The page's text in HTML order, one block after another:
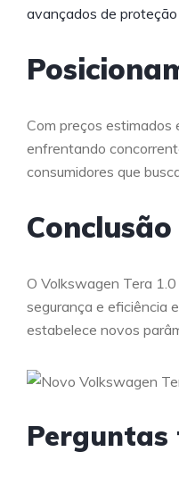
avançados de proteção
Com preços estimados
enfrentando
consumidores que
Conclusão
O Volkswagen Tera
segurança e eficiência
estabelece novos
Perguntas